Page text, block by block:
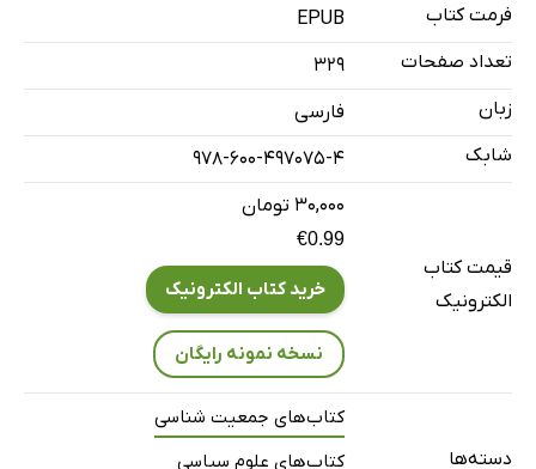
نگاهی نزدیک‌تر به عوامل پیش‌برنده موج جمعیتی
زاد و ولد
تاثیر بر بودجه‌های دولتی
تاثیر بر اشتغال و تولید ناخالص داخلی
فصل سوم. جهان توسعه‌یافته: ارزیابی پیامدها
تغییر در ابعاد و بزرگی جمعیت
ابعاد جمعیت
تغییر در عملکرد اقتصادی
فرمت کتاب
EPUB
تعداد صفحات
329
زبان
فارسی
شابک
978-600-497075-4
قیمت کتاب
الکترونیک
۳۰,۰۰۰ تومان
€0.99
خرید کتاب الکترونیک
نسخه نمونه رایگان
دسته‌ها
کتاب‌های جمعیت شناسی
کتاب‌های علوم سیاسی